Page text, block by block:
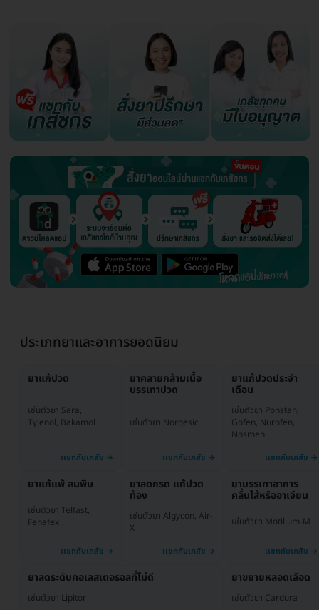
ประเภทยาและอาการยอดนิยม
ยาแก้ปวด
เช่นตัวยา Sara,
Tylenol, Bakamol
ยาคลายกล้ามเนื้อ
บรรเทาปวด
เช่นตัวยา Norgesic
ยาแก้ปวดประจำ
เดือน
เช่นตัวยา Ponstan,
Gofen, Nurofen,
Nosmen
ยาแก้แพ้ ลมพิษ
เช่นตัวยา Telfast,
Fenafex
ยาลดกรด แก้ปวด
ท้อง
เช่นตัวยา Algycon, Air-
X
ยาบรรเทาอาการ
คลื่นไส้หรืออาเจียน
เช่นตัวยา Motilium-M
ยาลดระดับคอเลสเตอรอลที่ไม่ดี
เช่นตัวยา Lipitor
ยาขยายหลอดเลือด
เช่นตัวยา Cardura